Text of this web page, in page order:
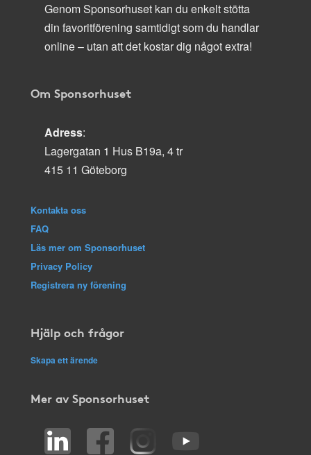
Genom Sponsorhuset kan du enkelt stötta
din favoritförening samtidigt som du handlar
online – utan att det kostar dig något extra!
Om Sponsorhuset
Adress:
Lagergatan 1 Hus B19a, 4 tr
415 11 Göteborg
Kontakta oss
FAQ
Läs mer om Sponsorhuset
Privacy Policy
Registrera ny förening
Hjälp och frågor
Skapa ett ärende
Mer av Sponsorhuset